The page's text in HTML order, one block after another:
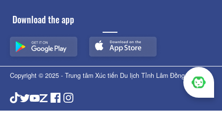
Download the app
Copyright © 2025 - Trung tâm Xúc tiến Du lịch Tỉnh Lâm Đồng